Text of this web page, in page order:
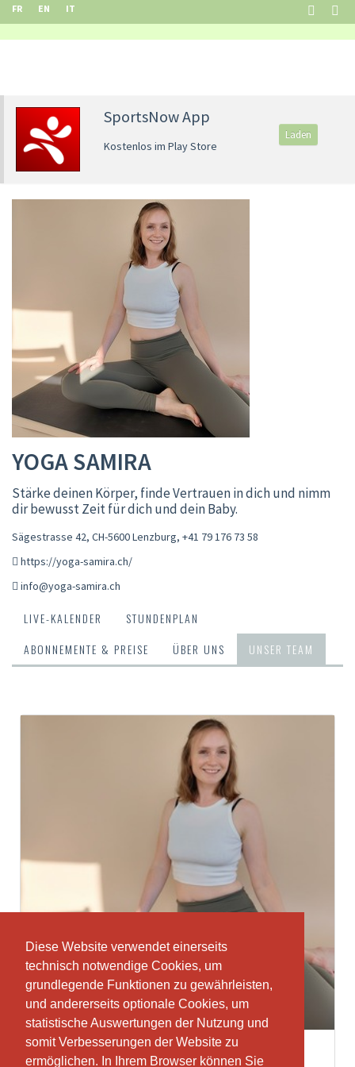
Diese Website verwendet einerseits
technisch notwendige Cookies, um
grundlegende Funktionen zu gewährleisten,
und andererseits optionale Cookies, um
statistische Auswertungen der Nutzung und
somit Verbesserungen der Website zu
ermöglichen. In Ihrem Browser können Sie
Diese Website verwendet einerseits
technisch notwendige Cookies, um
grundlegende Funktionen zu gewährleisten,
und andererseits optionale Cookies, um
statistische Auswertungen der Nutzung und
somit Verbesserungen der Website zu
ermöglichen. In Ihrem Browser können Sie
FR EN IT
SportsNow App
Kostenlos im Play Store
Laden
YOGA SAMIRA
Stärke deinen Körper, finde Vertrauen in dich und nimm
dir bewusst Zeit für dich und dein Baby.
Sägestrasse 42, CH-5600 Lenzburg, +41 79 176 73 58
https://yoga-samira.ch/
info@yoga-samira.ch
LIVE-KALENDER
STUNDENPLAN
ABONNEMENTE & PREISE
ÜBER UNS UNSER TEAM
Samira Neuhaus